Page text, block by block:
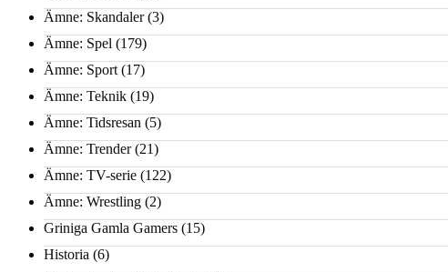
Ämne: Skandaler(3)
Ämne: Spel (179)
Ämne: Sport (17)
Ämne: Teknik (19)
Ämne: Tidsresan (5)
Ämne: Trender(21)
Ämne: TV-serie (122)
Ämne: Wrestling (2)
Griniga Gamla Gamers (15)
Historia (6)